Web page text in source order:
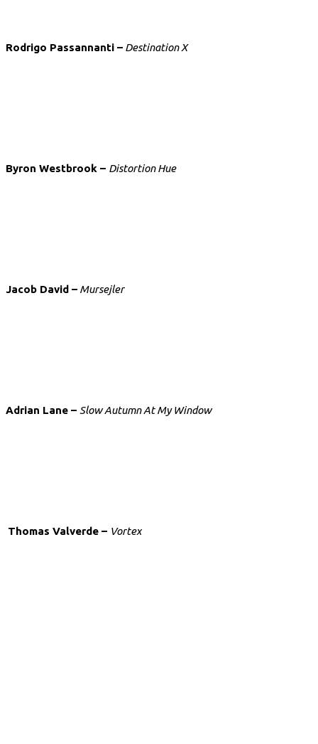
Rodrigo Passannanti – Destination X
Byron Westbrook – Distortion Hue
Jacob David – Mursejler
Adrian Lane – Slow Autumn At My Window
Thomas Valverde – Vortex